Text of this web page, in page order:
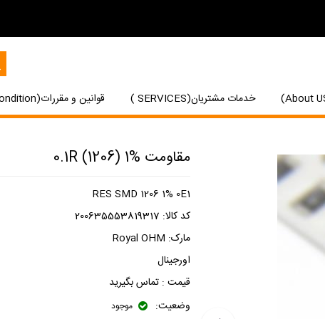
خدمات مشتریان(SERVICES ) قوانین و مقررات(Terms and Condition)
مقاومت 0.1R (1206) 1%
RES SMD 1206 1% 0E1
کد کالا: 200635553819317
مارک: Royal OHM
اورجینال
قیمت : تماس بگیرید
وضعیت:
موجود